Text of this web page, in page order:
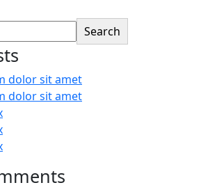
Search
dolor sit amet
dolor sit amet